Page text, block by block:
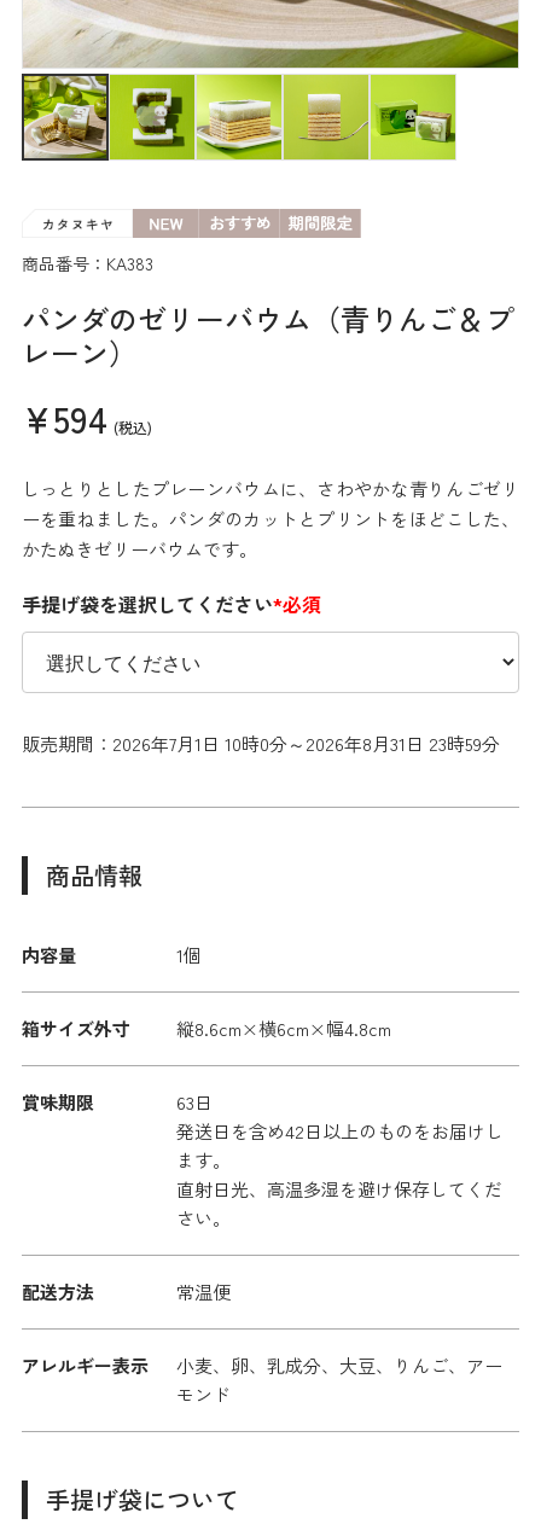
商品番号：KA383
パンダのゼリーバウム（青りんご＆プ
レーン）
¥594 (税込)
しっとりとしたプレーンバウムに、さわやかな青りんごゼリ
ーを重ねました。パンダのカットとプリントをほどこした、
かたぬきゼリーバウムです。
手提げ袋を選択してください*必須
販売期間：2026年7月1日 10時0分～2026年8月31日 23時59分
商品情報
内容量 1個
箱サイズ外寸 縦8.6cm×横6cm×幅4.8cm
賞味期限
63日
発送日を含め42日以上のものをお届けし
ます。
直射日光、高温多湿を避け保存してくだ
さい。
配送方法 常温便
アレルギー表示
小麦、卵、乳成分、大豆、りんご、アー
モンド
手提げ袋について